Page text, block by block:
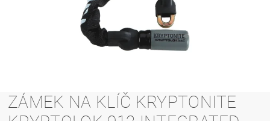
ZÁMEK NA KLÍČ KRYPTONITE